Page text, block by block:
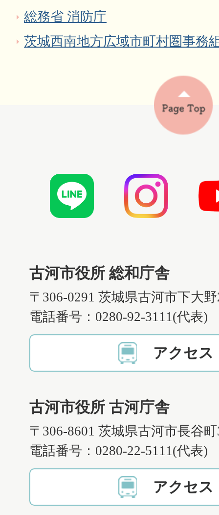
総務省 消防庁
茨城西南地方広域市町村圏事務
古河市役所 総和庁舎
〒306-0291 茨城県古河市下大
電話番号：0280-92-3111(代表)
アクセス
古河市役所 古河庁舎
〒306-8601 茨城県古河市長谷
電話番号：0280-22-5111(代表)
アクセス